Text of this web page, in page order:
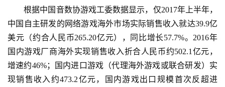
月
3
0
日
根据中国音数协游戏工委数据显示，仅2017年上半年，
中国自主研发的网络游戏海外市场实际销售收入就达39.9亿
美元（约合人民币265.20亿元），同比增长57.7%。2016年
国内游戏厂商海外实现销售收入折合人民币约502.1亿元，
增速约46%；国内进口游戏（代理海外游戏或联合研发）实
现销售收入约473.2亿元，国内游戏出口规模首次反超进